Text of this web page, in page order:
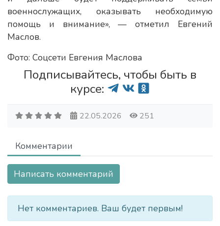
военнослужащих, оказывать необходимую
помощь и внимание», — отметил Евгений
Маслов.
Фото: Соцсети Евгения Маслова
Подписывайтесь, чтобы быть в
курсе:
22.05.2026 251
Комментарии
Написать комментарий
Нет комментариев. Ваш будет первым!